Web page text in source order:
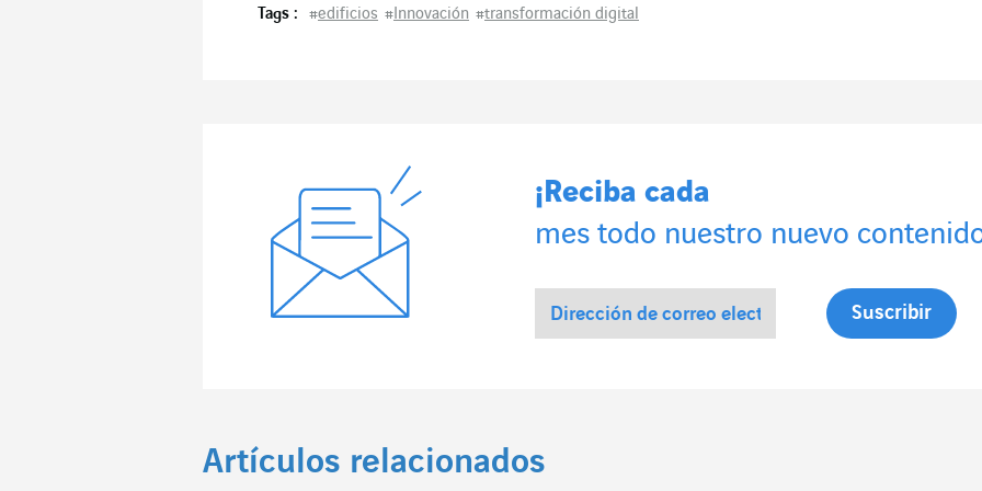
Tags : #edificios #Innovación #transformación digital
¡Reciba cada
mes todo nuestro nuevo
Artículos relacionados